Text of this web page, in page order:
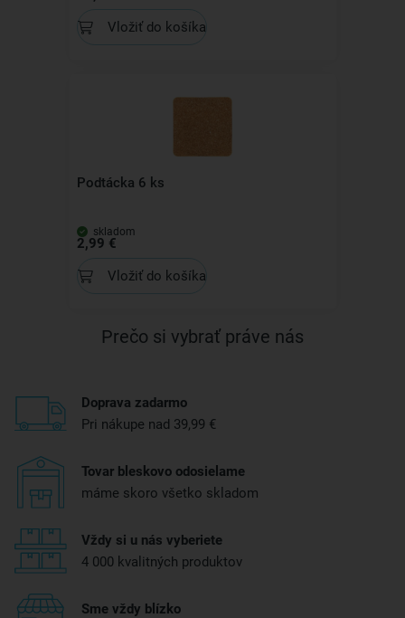
Vložiť do košíka
Podtácka 6 ks
skladom
2,99 €
Vložiť do košíka
Prečo si vybrať práve nás
Doprava zadarmo
Pri nákupe nad 39,99 €
Tovar bleskovo odosielame
máme skoro všetko skladom
Vždy si u nás vyberiete
4 000 kvalitných produktov
Sme vždy blízko